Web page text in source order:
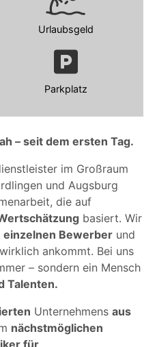
– seit dem ersten Tag.
im Großraum
und Augsburg
die auf
basiert. Wir
einzelnen Bewerber und
ankommt. Bei uns
– sondern ein Mensch
Talenten.
Unternehmens aus
nächstmöglichen
Urlaubsgeld
Parkplatz